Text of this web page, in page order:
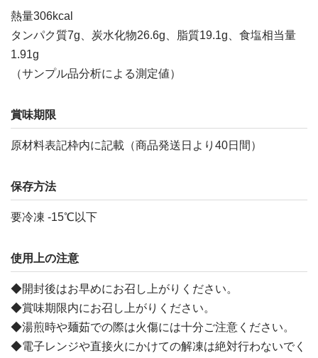
熱量306kcal
タンパク質7g、炭水化物26.6g、脂質19.1g、食塩相当量
1.91g
（サンプル品分析による測定値）
賞味期限
原材料表記枠内に記載（商品発送日より40日間）
保存方法
要冷凍 -15℃以下
使用上の注意
◆開封後はお早めにお召し上がりください。
◆賞味期限内にお召し上がりください。
◆湯煎時や麺茹での際は火傷には十分ご注意ください。
◆電子レンジや直接火にかけての解凍は絶対行わないでく